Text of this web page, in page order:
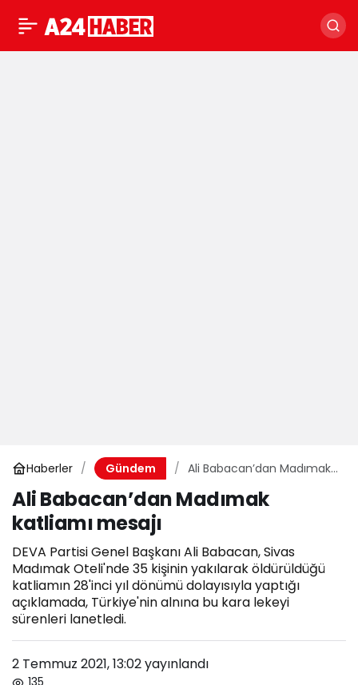
Haberler Gündem
Ali Babacan’dan Madımak
Ali Babacan’dan Madımak
katliamı mesajı
DEVA Partisi Genel Başkanı Ali Babacan, Sivas
Madımak Oteli'nde 35 kişinin yakılarak öldürüldüğü
katliamın 28'inci yıl dönümü dolayısıyla yaptığı
açıklamada, Türkiye'nin alnına bu kara lekeyi
sürenleri lanetledi.
2 Temmuz 2021, 13:02yayınlandı
135